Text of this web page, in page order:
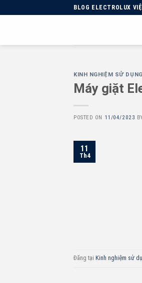
to
BLOG ELECTROLUX
KINH NGHIỆM SỬ DỤNG
Máy giặt
POSTED ON 11/04/2023
11
Th4
Đăng tại Kinh nghiệm sử